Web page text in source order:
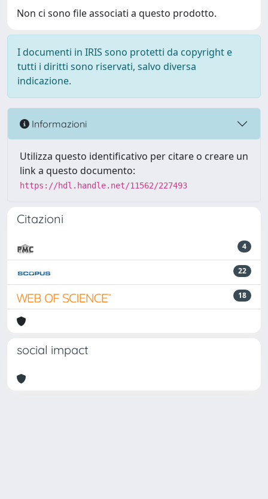
Non ci sono file associati a questo prodotto.
I documenti in IRIS sono protetti da copyright e
tutti i diritti sono riservati, salvo diversa
indicazione.
Informazioni
Utilizza questo identificativo per citare o creare un
link a questo documento:
https://hdl.handle.net/11562/227493
Citazioni
4
22
18
social impact